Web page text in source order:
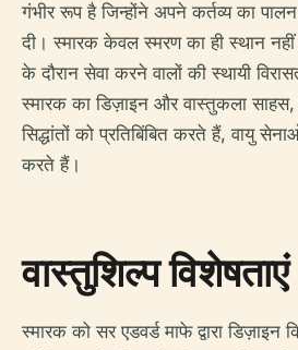
गंभीर रूप है जिन्होंने अपने कर्तव्य का
दी। स्मारक केवल स्मरण का ही स्थान नहीं
के दौरान सेवा करने वालों की स्थायी
स्मारक का डिज़ाइन और वास्तुकला
सिद्धांतों को प्रतिबिंबित करते हैं, वायु
करते हैं।
वास्तुशिल्प विशेषताएं
स्मारक को सर एडवर्ड माफे द्वारा डिज़ाइन